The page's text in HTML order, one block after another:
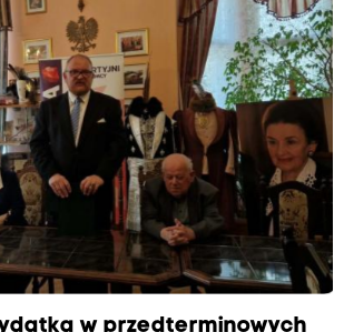
w przedterminowych